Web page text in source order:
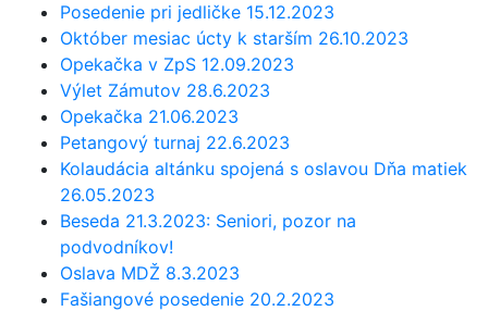
Posedenie pri jedličke 15.12.2023
Október mesiac úcty k starším 26.10.2023
Opekačka v ZpS 12.09.2023
Výlet Zámutov 28.6.2023
Opekačka 21.06.2023
Petangový turnaj 22.6.2023
Kolaudácia altánku spojená s oslavou Dňa matiek
26.05.2023
Beseda 21.3.2023: Seniori, pozor na
podvodníkov!
Oslava MDŽ 8.3.2023
Fašiangové posedenie 20.2.2023